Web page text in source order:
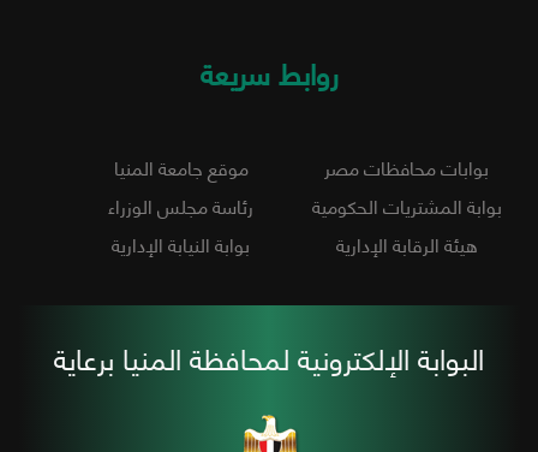
روابط سريعة
بوابات محافظات مصر
موقع جامعة المنيا
بوابة المشتريات الحكومية
رئاسة مجلس الوزراء
هيئة الرقابة الإدارية
بوابة النيابة الإدارية
البوابة الإلكترونية لمحافظة المنيا برعاية